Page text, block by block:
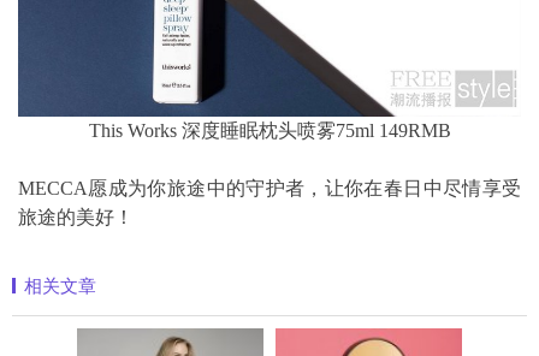
This Works 深度睡眠枕头喷雾75ml 149RMB
MECCA愿成为你旅途中的守护者，让你在春日中尽情享受
旅途的美好！
相关文章